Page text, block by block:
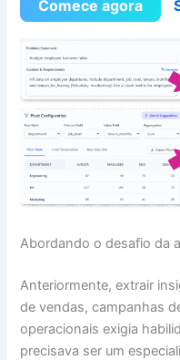
Comece agora
Abordando o desafio da
Anteriormente, extrair
de vendas, campanhas
operacionais exigia
precisava ser um